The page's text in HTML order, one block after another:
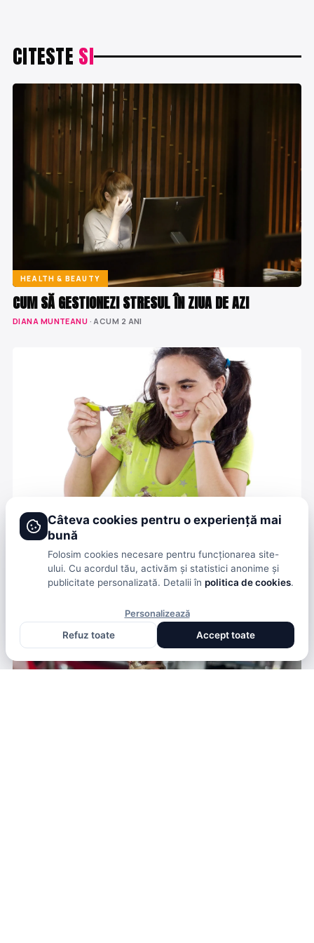
CITESTE SI
HEALTH & BEAUTY
CUM SĂ GESTIONEZI STRESUL ÎN ZIUA DE AZI
DIANA MUNTEANU · ACUM 2 ANI
HEALTH & BEAUTY
CARE SUNT CELE MAI POTRIVITE ALIMENTE DACĂ VREI
SĂ TE ÎNGRAȘI
CARMEN MANEA· ACUM 6 ANI
Câteva cookies pentru o experiență mai
bună
Folosim cookies necesare pentru funcționarea site-
ului. Cu acordul tău, activăm și statistici anonime și
publicitate personalizată. Detalii în politica de cookies.
Personalizează
Refuz toate
Accept toate